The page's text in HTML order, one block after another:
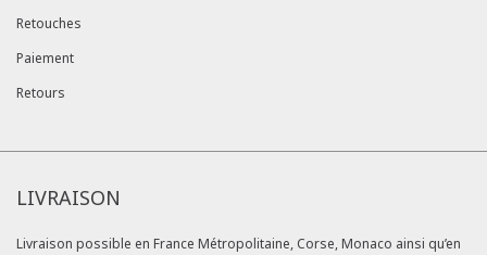
Retouches
Paiement
Retours
LIVRAISON
Livraison possible en France Métropolitaine, Corse, Monaco ainsi qu’en